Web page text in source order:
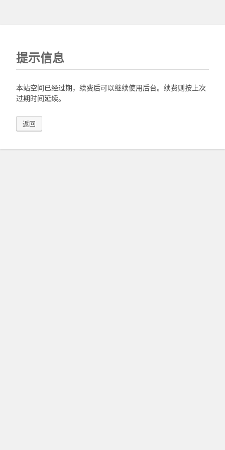
提示信息
本站空间已经过期，续费后可以继续使用后台。续费则按上次
过期时间延续。
返回